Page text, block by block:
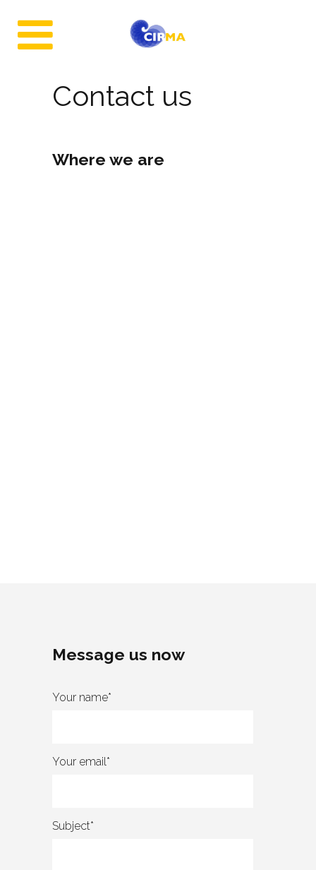
Contact us
Where we are
Message us now
Your name*
Your email*
Subject*